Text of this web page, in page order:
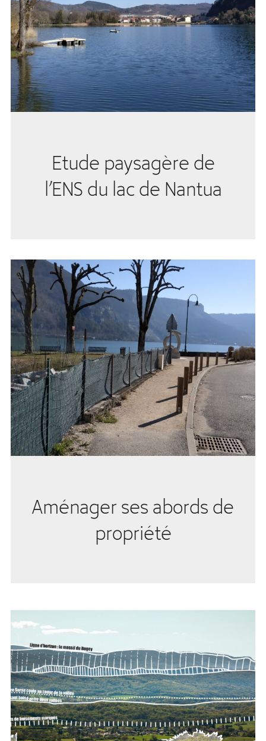
Etude paysagère de
l’ENS du lac de Nantua
Aménager ses abords de
propriété